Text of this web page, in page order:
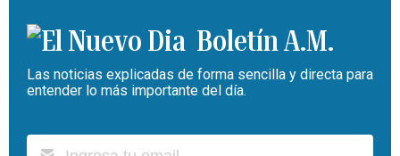
Boletín A.M.
Las noticias explicadas de forma sencilla y directa para
entender lo más importante del día.